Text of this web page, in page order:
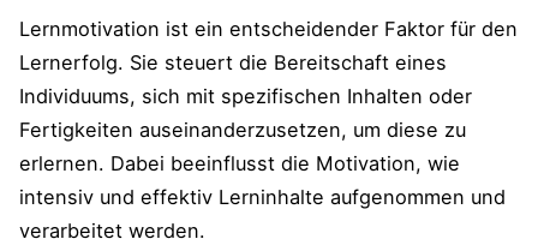
Anpassung der Lernstrategien an
Altersgruppen
Notwenigkeit des lebenslangen Lernens
Bildung im Kontext der Globalisierung
Lernmotivation ist ein entscheidender Faktor für den
Lernerfolg. Sie steuert die Bereitschaft eines
Individuums, sich mit spezifischen Inhalten oder
Fertigkeiten auseinanderzusetzen, um diese zu
erlernen. Dabei beeinflusst die Motivation, wie
intensiv und effektiv Lerninhalte aufgenommen und
verarbeitet werden.